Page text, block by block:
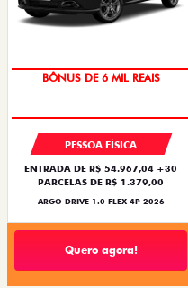
TAXA ZERO
PESSOA FÍSICA
ENTRADA DE R$ 54.967,04 +30
PARCELAS DE R$ 1.379,00
ARGO DRIVE 1.0 FLEX 4P 2026
Quero agora!